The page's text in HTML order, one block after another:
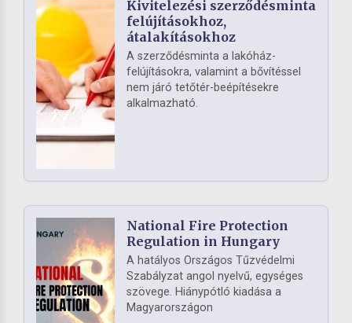
Kivitelezési szerződésminta
felújításokhoz,
átalakításokhoz
A szerződésminta a lakóház-
felújításokra, valamint a bővítéssel
nem járó tetőtér-beépítésekre
alkalmazható.
National Fire Protection
Regulation in Hungary
A hatályos Országos Tűzvédelmi
Szabályzat angol nyelvű, egységes
szövege. Hiánypótló kiadása a
Magyarországon